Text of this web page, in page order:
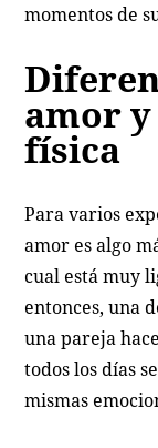
momentos de
amor
física
Para varios
amor es algo
cual está muy
entonces, una
una pareja
todos los días
mismas